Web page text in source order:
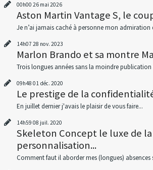
00h00 26 mai 2026
Aston Martin Vantage S, le
Je n’ai jamais caché à personne mon admiration
14h07 28 nov. 2023
Marlon Brando et sa montre
Trois longues années sans la moindre publication
09h48 01 déc. 2020
Le prestige de la
En juillet dernier j'avais le plaisir de vous faire...
14h59 08 juil. 2020
Skeleton Concept le luxe de la
personnalisation...
Comment faut il aborder mes (longues) absences